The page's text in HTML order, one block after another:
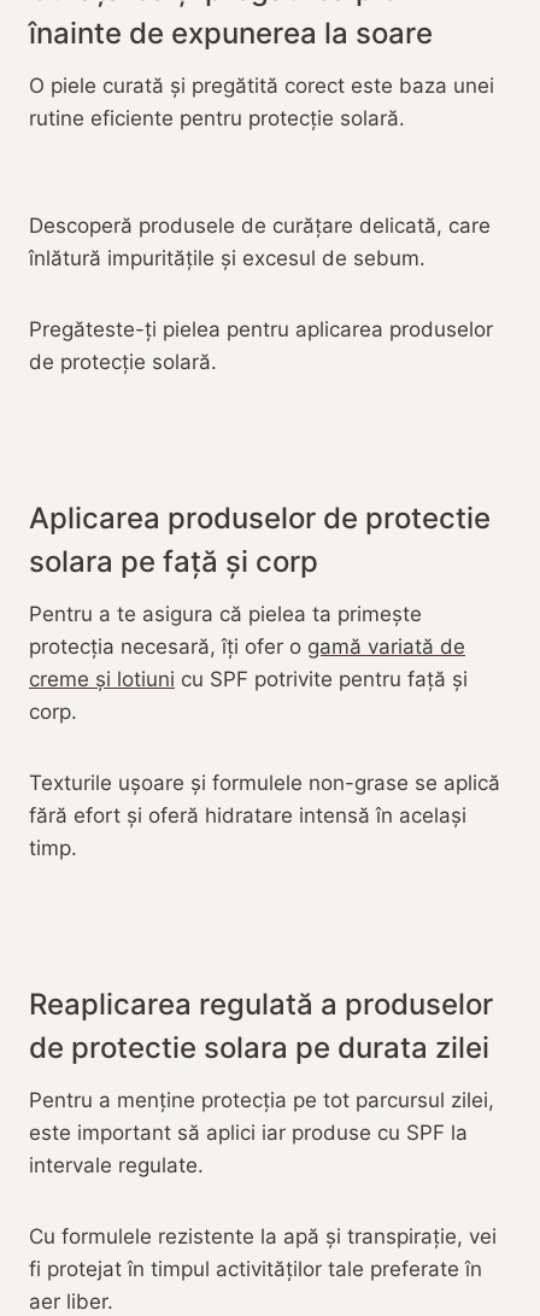
înainte de expunerea la soare
O piele curată și pregătită corect este baza unei
rutine eficiente pentru protecție solară.
Descoperă produsele de curățare delicată, care
înlătură impuritățile și excesul de sebum.
Pregăteste-ți pielea pentru aplicarea produselor
de protecție solară.
Aplicarea produselor de protectie
solara pe față și corp
Pentru a te asigura că pielea ta primește
protecția necesară, îți ofer o gamă variată de
creme și lotiuni cu SPF potrivite pentru față și
corp.
Texturile ușoare și formulele non-grase se aplică
fără efort și oferă hidratare intensă în același
timp.
Reaplicarea regulată a produselor
de protectie solara pe durata zilei
Pentru a menține protecția pe tot parcursul zilei,
este important să aplici iar produse cu SPF la
intervale regulate.
Cu formulele rezistente la apă și transpirație, vei
fi protejat în timpul activităților tale preferate în
aer liber.